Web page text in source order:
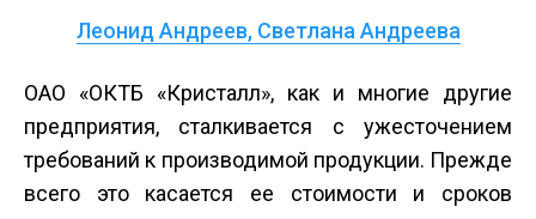
Леонид Андреев, Светлана Андреева
ОАО «ОКТБ «Кристалл», как и многие другие
предприятия, сталкивается с ужесточением
требований к производимой продукции. Прежде
всего это касается ее стоимости и сроков